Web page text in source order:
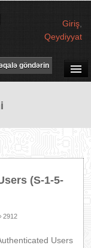
Giriş
Qeydiyyat
TV
göndərin
(S-1-5-
2912
Users